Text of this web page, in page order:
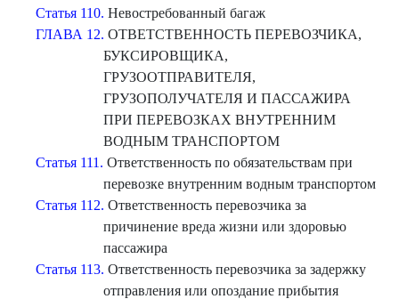
Статья 110. Невостребованный багаж
ГЛАВА 12. ОТВЕТСТВЕННОСТЬ ПЕРЕВОЗЧИКА,
БУКСИРОВЩИКА,
ГРУЗООТПРАВИТЕЛЯ,
ГРУЗОПОЛУЧАТЕЛЯ И ПАССАЖИРА
ПРИ ПЕРЕВОЗКАХ ВНУТРЕННИМ
ВОДНЫМ ТРАНСПОРТОМ
Статья 111. Ответственность по обязательствам при
перевозке внутренним водным транспортом
Статья 112. Ответственность перевозчика за
причинение вреда жизни или здоровью
пассажира
Статья 113. Ответственность перевозчика за задержку
отправления или опоздание прибытия